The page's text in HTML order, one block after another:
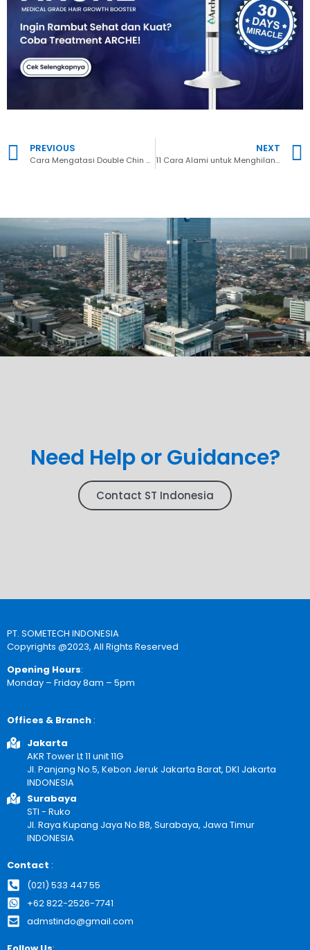
PREVIOUS
Cara Mengatasi Double Chin atau Lemak di Leher yang Mengganggu Penampilan
NEXT
11 Cara Alami untuk Menghilangkan Kerutan di Wajah
Need Help or Guidance?
Contact ST Indonesia
PT. SOMETECH INDONESIA
Copyrights @2023, All Rights Reserved
Opening Hours:
Monday – Friday 8am – 5pm
Offices & Branch :
Jakarta
AKR Tower Lt 11 unit 11G
Jl. Panjang No.5, Kebon Jeruk Jakarta Barat, DKI Jakarta
INDONESIA
Surabaya
STI - Ruko
Jl. Raya Kupang Jaya No.B8, Surabaya, Jawa Timur
INDONESIA
Contact :
(021) 533 447 55
+62 822-2526-7741
admstindo@gmail.com